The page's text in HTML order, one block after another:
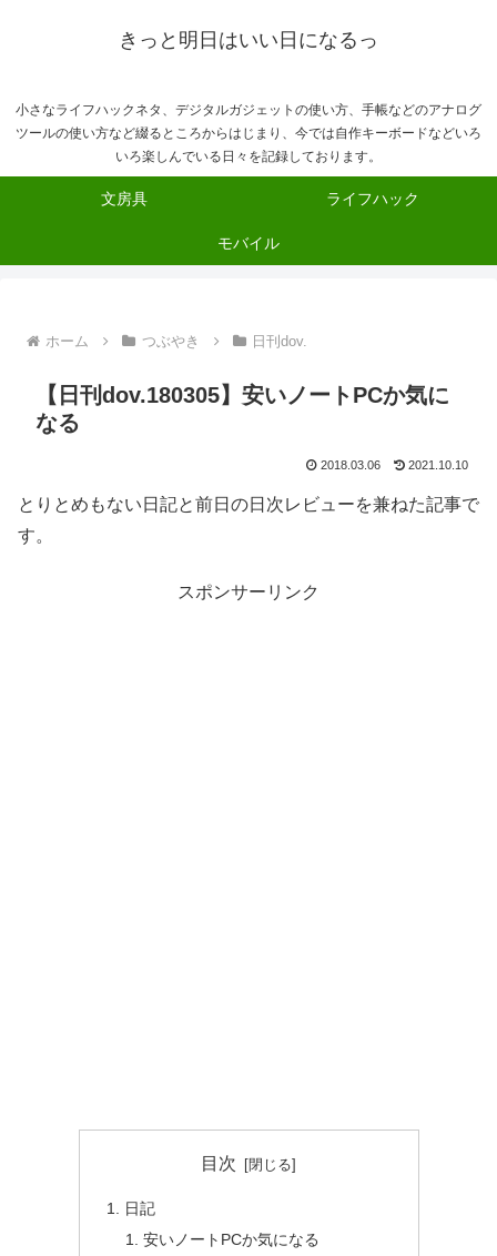
きっと明日はいい日になるっ
小さなライフハックネタ、デジタルガジェットの使い方、手帳などのアナログ
ツールの使い方など綴るところからはじまり、今では自作キーボードなどいろ
いろ楽しんでいる日々を記録しております。
文房具 ライフハック
モバイル
ホーム つぶやき 日刊dov.
【日刊dov.180305】安いノートPCか気に
なる
2018.03.06 2021.10.10
とりとめもない日記と前日の日次レビューを兼ねた記事で
す。
スポンサーリンク
目次
日記
安いノートPCか気になる